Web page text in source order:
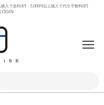
入で送料0円 5,000円以上購入で代引手数料0円
LOGIN